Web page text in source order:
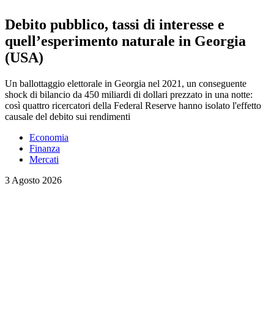
Debito pubblico, tassi di interesse e
quell’esperimento naturale in Georgia
(USA)
Un ballottaggio elettorale in Georgia nel 2021, un conseguente
shock di bilancio da 450 miliardi di dollari prezzato in una notte:
così quattro ricercatori della Federal Reserve hanno isolato l'effetto
causale del debito sui rendimenti
Economia
Finanza
Mercati
3 Agosto 2026